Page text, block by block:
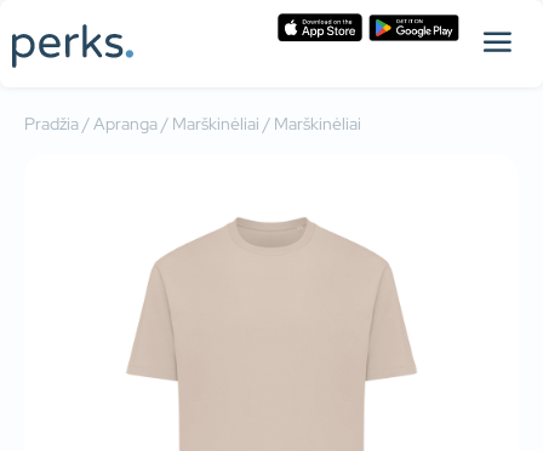
Pradžia/Apranga/ Marškinėliai / Marškinėliai